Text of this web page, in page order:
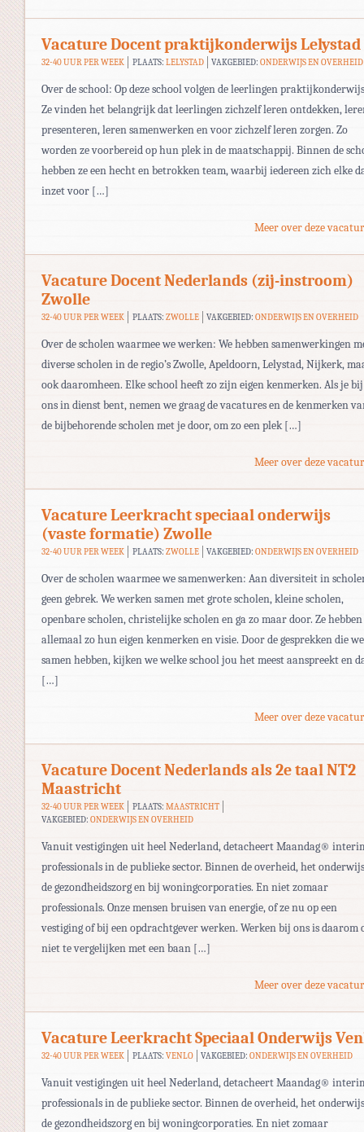
Vacature Docent praktijkonderwijs Lelystad
32-40 UUR PER WEEK PLAATS: LELYSTAD VAKGEBIED:ONDERWIJS EN OVERHEID
Over de school: Op deze school volgen de leerlingen
Ze vinden het belangrijk dat leerlingen zichzelf leren ontdekken,
presenteren, leren samenwerken en voor zichzelf leren zorgen. Zo
worden ze voorbereid op hun plek in de maatschappij. Binnen de
hebben ze een hecht en betrokken team, waarbij iedereen zich elke
inzet voor […]
Meer over deze
Vacature Docent Nederlands (zij-instroom)
Zwolle
32-40 UUR PER WEEK PLAATS: ZWOLLE VAKGEBIED:ONDERWIJS EN OVERHEID
Over de scholen waarmee we werken: We hebben samenwerkingen
diverse scholen in de regio’s Zwolle, Apeldoorn, Lelystad, Nijkerk,
ook daaromheen. Elke school heeft zo zijn eigen kenmerken. Als je bij
ons in dienst bent, nemen we graag de vacatures en de kenmerken
de bijbehorende scholen met je door, om zo een plek […]
Meer over deze
Vacature Leerkracht speciaal onderwijs
(vaste formatie) Zwolle
32-40 UUR PER WEEK PLAATS: ZWOLLE VAKGEBIED:ONDERWIJS EN OVERHEID
Over de scholen waarmee we samenwerken: Aan diversiteit in
geen gebrek. We werken samen met grote scholen, kleine scholen,
openbare scholen, christelijke scholen en ga zo maar door. Ze hebben
allemaal zo hun eigen kenmerken en visie. Door de gesprekken die we
samen hebben, kijken we welke school jou het meest aanspreekt en
[…]
Meer over deze
Vacature Docent Nederlands als 2e taal NT2
Maastricht
32-40 UUR PER WEEK PLAATS: MAASTRICHT
VAKGEBIED: ONDERWIJS EN OVERHEID
Vanuit vestigingen uit heel Nederland, detacheert Maandag®
professionals in de publieke sector. Binnen de overheid, het
de gezondheidszorg en bij woningcorporaties. En niet zomaar
professionals. Onze mensen bruisen van energie, of ze nu op een
vestiging of bij een opdrachtgever werken. Werken bij ons is daarom
niet te vergelijken met een baan […]
Meer over deze
Vacature Leerkracht Speciaal Onderwijs
32-40 UUR PER WEEK PLAATS: VENLO VAKGEBIED:ONDERWIJS EN OVERHEID
Vanuit vestigingen uit heel Nederland, detacheert Maandag®
professionals in de publieke sector. Binnen de overheid, het
de gezondheidszorg en bij woningcorporaties. En niet zomaar